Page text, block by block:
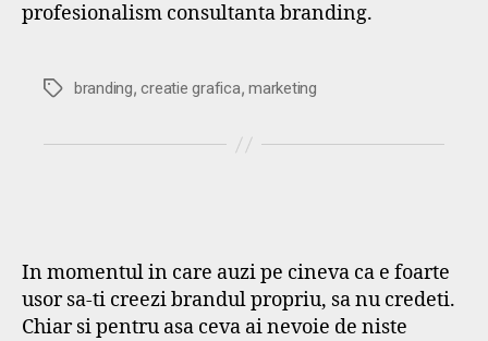
profesionalism consultanta branding.
Etichete
branding,creatie grafica,marketing
In momentul in care auzi pe cineva ca e foarte
usor sa-ti creezi brandul propriu, sa nu credeti.
Chiar si pentru asa ceva ai nevoie de niste